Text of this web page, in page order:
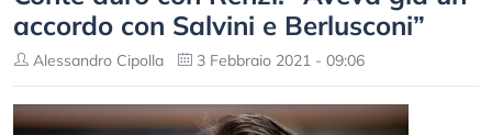
accordo con Salvini e Berlusconi”
Alessandro Cipolla 3 Febbraio 2021 - 09:06